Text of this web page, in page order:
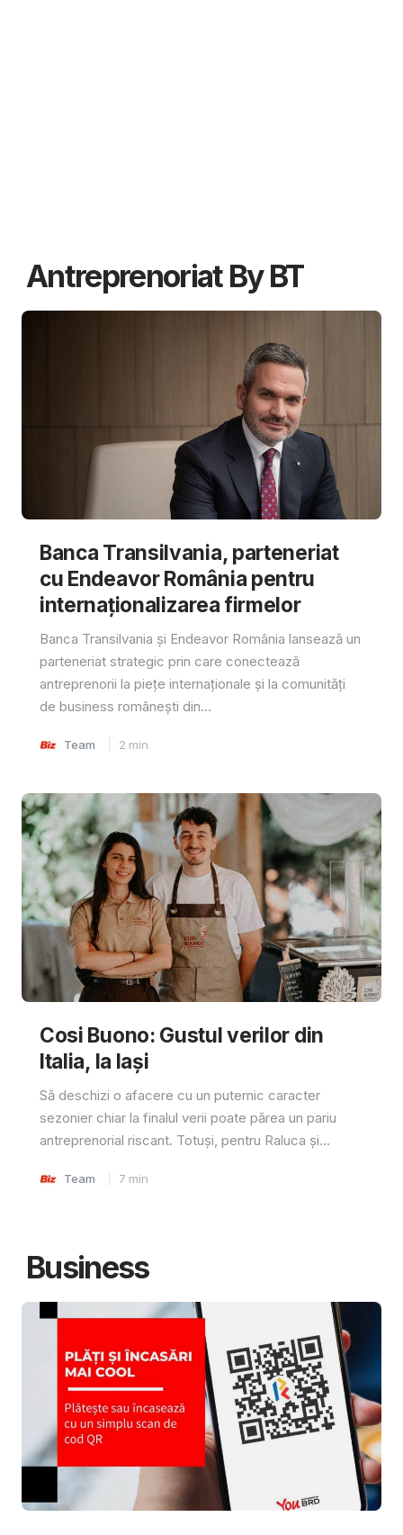
Antreprenoriat By BT
Banca Transilvania, parteneriat
cu Endeavor România pentru
internaționalizarea firmelor
Banca Transilvania și Endeavor România lansează un
parteneriat strategic prin care conectează
antreprenorii la piețe internaționale și la comunități
de business românești din...
Team 2 min
Cosi Buono: Gustul verilor din
Italia, la Iași
Să deschizi o afacere cu un puternic caracter
sezonier chiar la finalul verii poate părea un pariu
antreprenorial riscant. Totuși, pentru Raluca și...
Team 7 min
Business